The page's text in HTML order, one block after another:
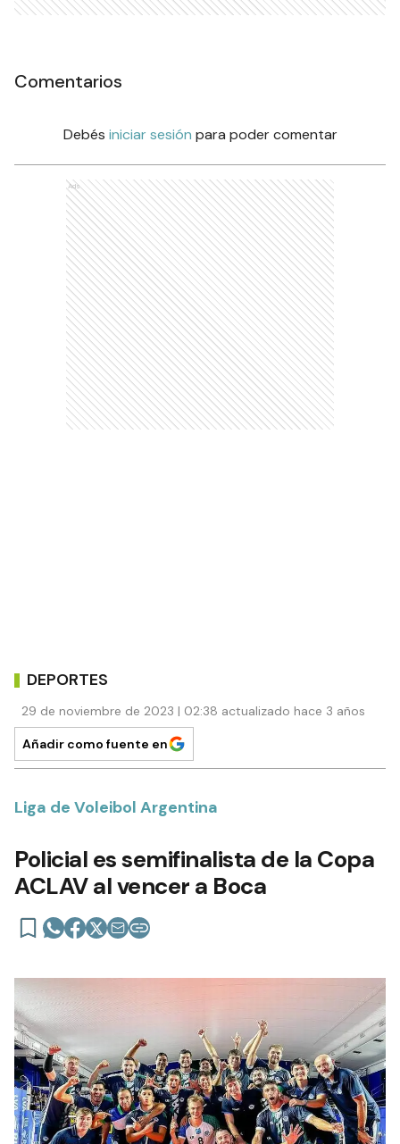
Comentarios
Debés iniciar sesión para poder comentar
Ads
DEPORTES
29 de noviembre de 2023 | 02:38 actualizado hace 3 años
Añadir como fuente en
Liga de Voleibol Argentina
Policial es semifinalista de la Copa
ACLAV al vencer a Boca